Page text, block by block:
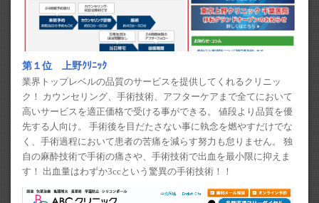
第１位 上野ｸﾘﾆｯｸ
業界トップレベルの品質のサービスを提供してくれるクリニッ
ク！ カウンセリング、手術技術、アフターケアまで全てにおいて
高いサービスを適正価格で受ける事ができる。 値段より品質を優
先する人向け。 手術後を目だたさない事に執念を燃やすだけでな
く、手術過程において患者の苦痛を減らす努力も怠りません。 独
自の麻酔技術で手術の痛さや、手術技術で出血を最小限に抑えま
す！ 出血量はわずか3ccという驚異の手術技術！！